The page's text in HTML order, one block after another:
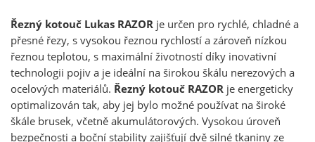
Řezný kotouč Lukas RAZOR je určen pro rychlé, chladné a
přesné řezy, s vysokou řeznou rychlostí a zároveň nízkou
řeznou teplotou, s maximální životností díky inovativní
technologii pojiv a je ideální na širokou škálu nerezových a
ocelových materiálů. Řezný kotouč RAZOR je energeticky
optimalizován tak, aby jej bylo možné používat na široké
škále brusek, včetně akumulátorových. Vysokou úroveň
bezpečnosti a boční stability zajišťují dvě silné tkaniny ze